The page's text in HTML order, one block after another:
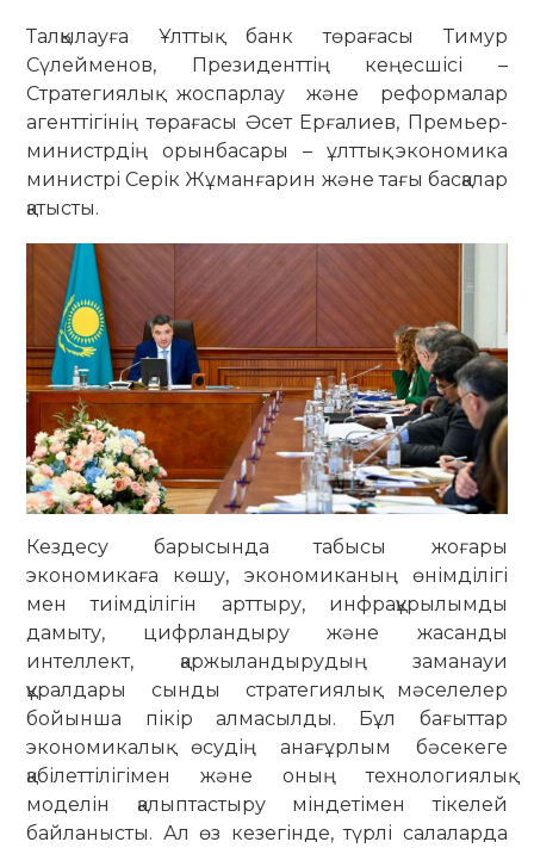
Талқылауға Ұлттық банк төрағасы Тимур
Сүлейменов, Президенттің кеңесшісі –
Стратегиялық жоспарлау және реформалар
агенттігінің төрағасы Әсет Ерғалиев, Премьер-
министрдің орынбасары – ұлттық экономика
министрі Серік Жұманғарин және тағы басқалар
қатысты.
Кездесу барысында табысы жоғары
экономикаға көшу, экономиканың өнімділігі
мен тиімділігін арттыру, инфрақұрылымды
дамыту, цифрландыру және жасанды
интеллект, қаржыландырудың заманауи
құралдары сынды стратегиялық мәселелер
бойынша пікір алмасылды. Бұл бағыттар
экономикалық өсудің анағұрлым бәсекеге
қабілеттілігімен және оның технологиялық
моделін қалыптастыру міндетімен тікелей
байланысты. Ал өз кезегінде, түрлі салаларда